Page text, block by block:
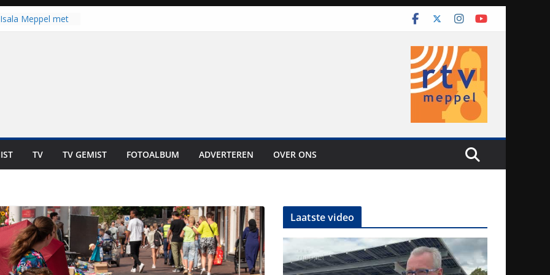
Meppel met
niet in geld uit te
TV TV GEMIST FOTOALBUM ADVERTEREN OVER ONS
Laatste video